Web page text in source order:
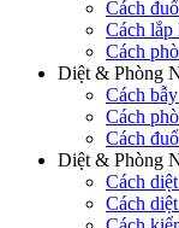
Cách
Cách lắp
Cách
Diệt & Phòng
Cách
Cách
Cách
Diệt & Phòng
Cách
Cách